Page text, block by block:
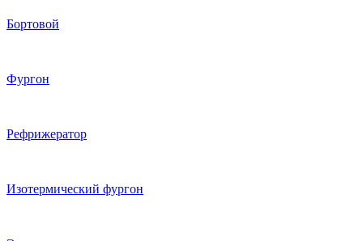
Бортовой
Фургон
Рефрижератор
Изотермический фургон